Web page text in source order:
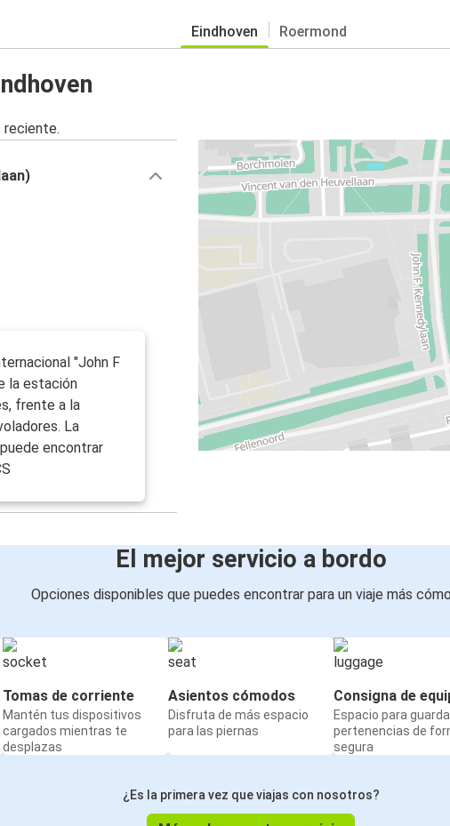
Eindhoven Roermond
reciente.
"John F
la estación
frente a la
La
encontrar
El mejor servicio a bordo
Opciones disponibles que puedes encontrar para un viaje más
Tomas de corriente
Mantén tus dispositivos
cargados mientras te
desplazas
Asientos cómodos
Disfruta de más espacio
para las piernas
Consigna de
Espacio para
pertenencias de
segura
¿Es la primera vez que viajas con nosotros?